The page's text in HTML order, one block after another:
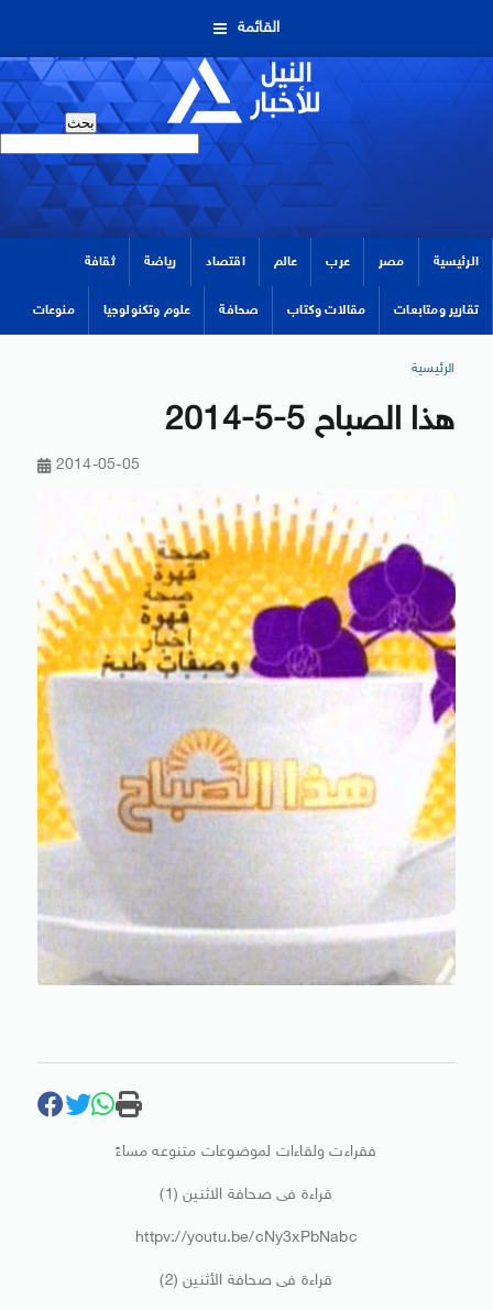
القائمة
الرئيسية مصر عرب عالم اقتصاد رياضة ثقافة
تقارير ومتابعات مقالات وكتاب صحافة علوم وتكنولوجيا منوعات
الرئيسية
هذا الصباح 5-5-2014
2014-05-05
فقراءت ولقاءات لموضوعات متنوعه مساءً
قراءة فى صحافة الاثنين (1)
httpv://youtu.be/cNy3xPbNabc
قراءة فى صحافة الأثنين (2)